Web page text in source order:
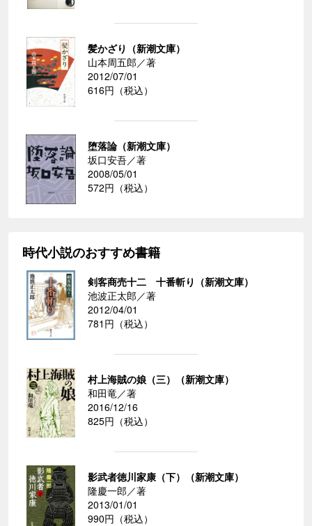
髪かざり（新潮文庫）
山本周五郎／著
2012/07/01
616円（税込）
堕落論（新潮文庫）
坂口安吾／著
2008/05/01
572円（税込）
時代小説のおすすめ書籍
剣客商売十二 十番斬り（新潮文庫）
池波正太郎／著
2012/04/01
781円（税込）
村上海賊の娘（三）（新潮文庫）
和田竜／著
2016/12/16
825円（税込）
影武者徳川家康（下）（新潮文庫）
隆慶一郎／著
2013/01/01
990円（税込）